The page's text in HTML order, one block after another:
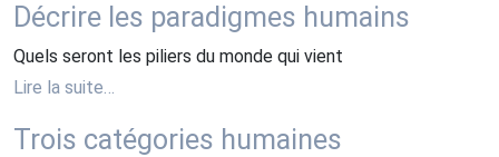
Décrire les paradigmes humains
Quels seront les piliers du monde qui vient
Lire la suite…
Trois catégories humaines